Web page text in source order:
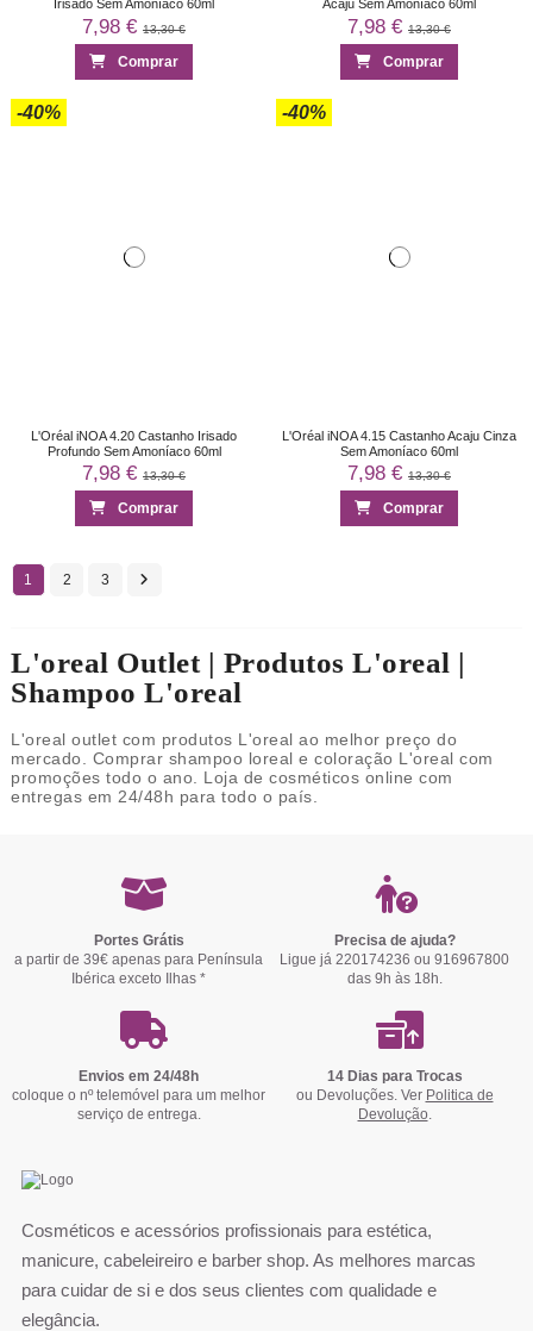
Irisado Sem Amoníaco 60ml
7,98 € 13,30 €
Comprar
Acaju Sem Amoníaco 60ml
7,98 € 13,30 €
Comprar
-40%
L'Oréal iNOA 4.20 Castanho Irisado
Profundo Sem Amoníaco 60ml
7,98 € 13,30 €
Comprar
-40%
L'Oréal iNOA 4.15 Castanho Acaju Cinza
Sem Amoníaco 60ml
7,98 € 13,30 €
Comprar
1 2 3
L'oreal Outlet | Produtos L'oreal |
Shampoo L'oreal
L'oreal outlet com produtos L'oreal ao melhor preço do
mercado. Comprar shampoo loreal e coloração L'oreal com
promoções todo o ano. Loja de cosméticos online com
entregas em 24/48h para todo o país.
Portes Grátis
a partir de 39€ apenas para Península
Ibérica exceto Ilhas *
Precisa de ajuda?
Ligue já 220174236 ou 916967800
das 9h às 18h.
Envios em 24/48h
coloque o nº telemóvel para um melhor
serviço de entrega.
14 Dias para Trocas
ou Devoluções. Ver Politica de
Devolução.
Cosméticos e acessórios profissionais para estética,
manicure, cabeleireiro e barber shop. As melhores marcas
para cuidar de si e dos seus clientes com qualidade e
elegância.